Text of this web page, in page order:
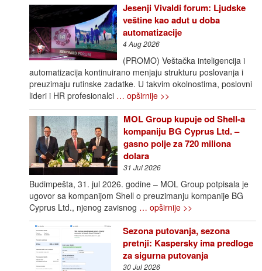
Jesenji Vivaldi forum: Ljudske
veštine kao adut u doba
automatizacije
4 Aug 2026
(PROMO) Veštačka inteligencija i
automatizacija kontinuirano menjaju strukturu poslovanja i
preuzimaju rutinske zadatke. U takvim okolnostima, poslovni
lideri i HR profesionalci … opširnije >>
MOL Group kupuje od Shell-a
kompaniju BG Cyprus Ltd. –
gasno polje za 720 miliona
dolara
31 Jul 2026
Budimpešta, 31. jul 2026. godine – MOL Group potpisala je
ugovor sa kompanijom Shell o preuzimanju kompanije BG
Cyprus Ltd., njenog zavisnog … opširnije >>
Sezona putovanja, sezona
pretnji: Kaspersky ima predloge
za sigurna putovanja
30 Jul 2026